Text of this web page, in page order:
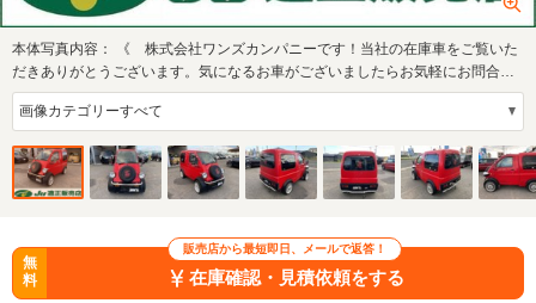
本体写真内容：
《 株式会社ワンズカンパニーです！当社の在庫車をご覧いた
だきありがとうございます。気になるお車がございましたらお気軽にお問合せ
下さいね！ …
販売店から最短即日、メールで返答！
無
料
在庫確認・見積依頼をする